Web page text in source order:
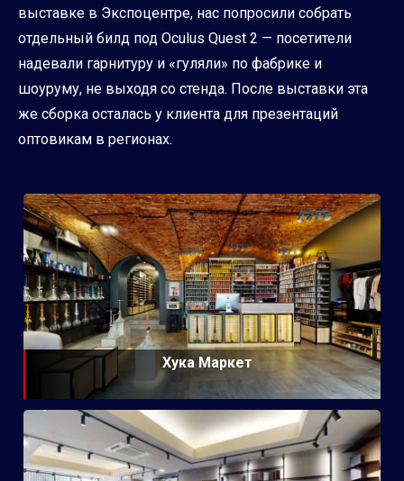
выставке в Экспоцентре, нас попросили собрать
отдельный билд под Oculus Quest 2 — посетители
надевали гарнитуру и «гуляли» по фабрике и
шоуруму, не выходя со стенда. После выставки эта
же сборка осталась у клиента для презентаций
оптовикам в регионах.
Хука Маркет